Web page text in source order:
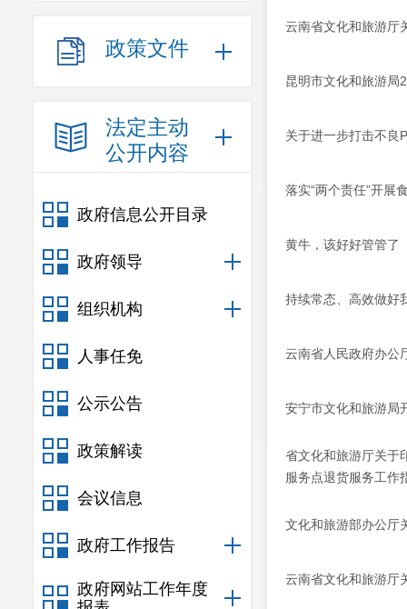
政策文件
法定主动
公开内容
政府信息公开目录
政府领导
组织机构
人事任免
公示公告
政策解读
会议信息
政府工作报告
政府网站工作年度
云南省文化和旅游厅
昆明市文化和旅游局
关于进一步打击不良
落实“两个责任”开展
黄牛，该好好管管了
持续常态、高效做好
云南省人民政府办公
安宁市文化和旅游局
省文化和旅游厅关于
服务点退货服务工作
文化和旅游部办公厅
云南省文化和旅游厅